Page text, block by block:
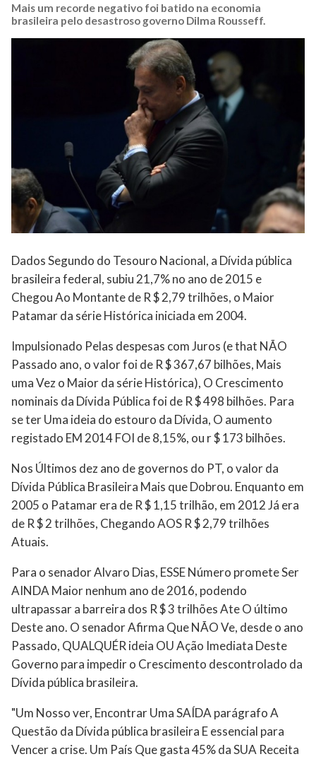
Mais um recorde negativo foi batido na economia
brasileira pelo desastroso governo Dilma Rousseff.
Dados Segundo do Tesouro Nacional, a Dívida pública
brasileira federal, subiu 21,7% no ano de 2015 e
Chegou Ao Montante de R $ 2,79 trilhões, o Maior
Patamar da série Histórica iniciada em 2004.
Impulsionado Pelas despesas com Juros (e that NÃO
Passado ano, o valor foi de R $ 367,67 bilhões, Mais
uma Vez o Maior da série Histórica), O Crescimento
nominais da Dívida Pública foi de R $ 498 bilhões. Para
se ter Uma ideia do estouro da Dívida, O aumento
registado EM 2014 FOI de 8,15%, ou r $ 173 bilhões.
Nos Últimos dez ano de governos do PT, o valor da
Dívida Pública Brasileira Mais que Dobrou. Enquanto em
2005 o Patamar era de R $ 1,15 trilhão, em 2012 Já era
de R $ 2 trilhões, Chegando AOS R $ 2,79 trilhões
Atuais.
Para o senador Alvaro Dias, ESSE Número promete Ser
AINDA Maior nenhum ano de 2016, podendo
ultrapassar a barreira dos R $ 3 trilhões Ate O último
Deste ano. O senador Afirma Que NÃO Ve, desde o ano
Passado, QUALQUÉR ideia OU Ação Imediata Deste
Governo para impedir o Crescimento descontrolado da
Dívida pública brasileira.
"Um Nosso ver, Encontrar Uma SAÍDA parágrafo A
Questão da Dívida pública brasileira E essencial para
Vencer a crise. Um País Que gasta 45% da SUA Receita